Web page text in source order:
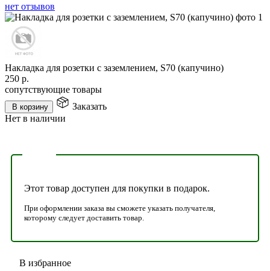
нет отзывов
Накладка для розетки с заземлением, S70 (капучино)
250 р.
сопутствующие товары
В корзину
Заказать
Нет в наличии
Этот товар доступен для покупки в подарок.
При оформлении заказа вы сможете указать получателя,
которому следует доставить товар.
В избранное